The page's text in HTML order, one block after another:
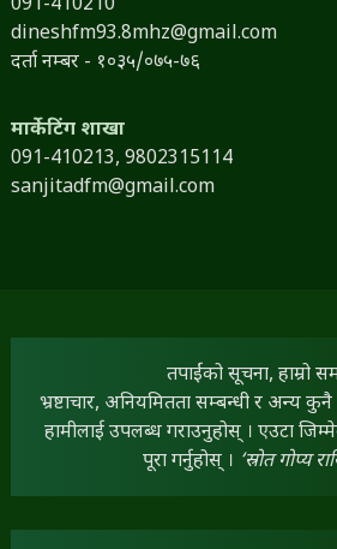
091-410210
dineshfm93.8mhz@gmail.com
दर्ता नम्बर - १०३५/०७५-७६
मार्केटिंग शाखा
091-410213, 9802315114
sanjitadfm@gmail.com
तपाईंको सूचना, हाम्रो
भ्रष्टाचार, अनियमितता सम्बन्धी र अन्य
हामीलाई उपलब्ध गराउनुहोस् । एउटा
पूरा गर्नुहोस् । ‘स्रोत गोप्य